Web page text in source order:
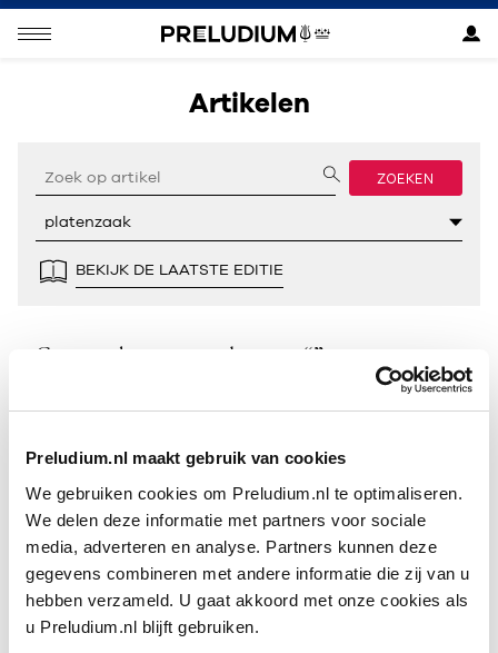
Preludium.nl maakt gebruik van cookies
We gebruiken cookies om Preludium.nl te optimaliseren.
We delen deze informatie met partners voor sociale
media, adverteren en analyse. Partners kunnen deze
gegevens combineren met andere informatie die zij van u
hebben verzameld. U gaat akkoord met onze cookies als
u Preludium.nl blijft gebruiken.
Artikelen
ZOEKEN
BEKIJK DE LAATSTE EDITIE
Geen resultaten gevonden voor “”.